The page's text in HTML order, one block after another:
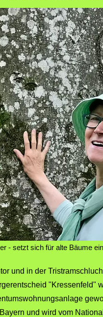
und in der
"Kressenfeld"
und wird vom
- setzt sich für alte Bäume